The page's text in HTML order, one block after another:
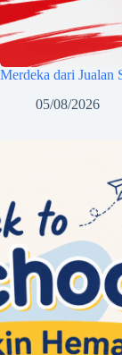
Merdeka dari Jualan
05/08/2026